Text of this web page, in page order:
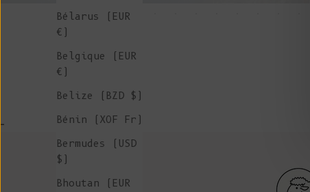
Bélarus (EUR
€)
Belgique (EUR
€)
Belize (BZD $)
Bénin (XOF Fr)
Bermudes (USD
$)
Bhoutan (EUR
-